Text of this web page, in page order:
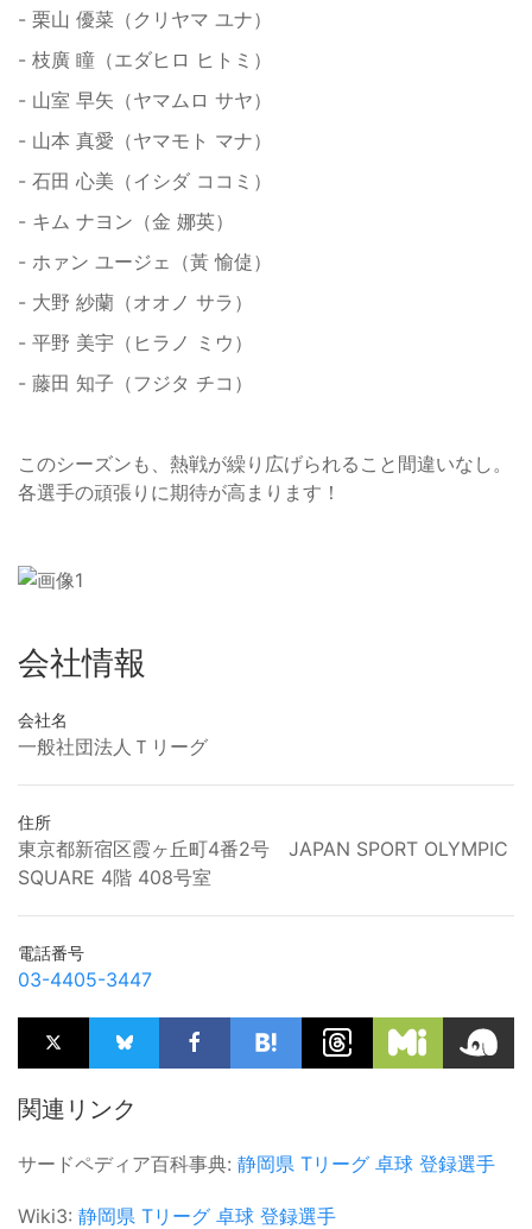
- 栗山 優菜（クリヤマ ユナ）
- 枝廣 瞳（エダヒロ ヒトミ）
- 山室 早矢（ヤマムロ サヤ）
- 山本 真愛（ヤマモト マナ）
- 石田 心美（イシダ ココミ）
- キム ナヨン（金 娜英）
- ホァン ユージェ（黃 愉偼）
- 大野 紗蘭（オオノ サラ）
- 平野 美宇（ヒラノ ミウ）
- 藤田 知子（フジタ チコ）
このシーズンも、熱戦が繰り広げられること間違いなし。
各選手の頑張りに期待が高まります！
会社情報
会社名
一般社団法人Ｔリーグ
住所
東京都新宿区霞ヶ丘町4番2号 JAPAN SPORT OLYMPIC
SQUARE 4階 408号室
電話番号
03-4405-3447
関連リンク
サードペディア百科事典: 静岡県 Tリーグ 卓球 登録選手
Wiki3: 静岡県 Tリーグ 卓球 登録選手